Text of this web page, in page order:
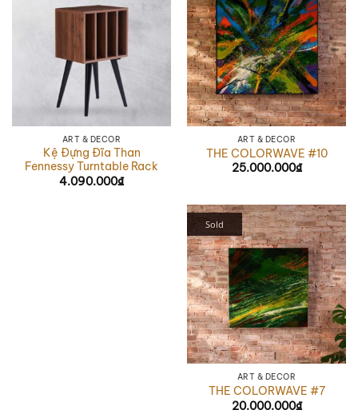
ART & DÉCOR
Kệ Đựng Đĩa Than
Fennessy Turntable Rack
4.090.000₫
ART & DÉCOR
THE COLORWAVE #10
25.000.000₫
Sold
ART & DÉCOR
THE COLORWAVE #7
20.000.000₫